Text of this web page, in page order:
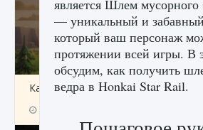
Как заработать медали лиги Clash
является Шлем
— уникальный и забавный
который ваш персонаж
протяжении всей игры. В
обсудим, как получить
ведра в Honkai Star Rail.